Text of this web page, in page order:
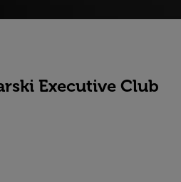
Executive Club